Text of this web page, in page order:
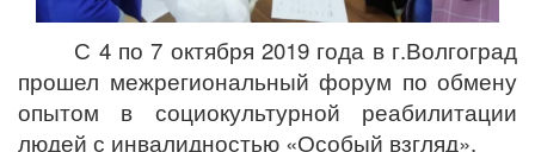
С 4 по 7 октября 2019 года в г.Волгоград
прошел межрегиональный форум по обмену
опытом в социокультурной реабилитации
людей с инвалидностью «Особый взгляд».